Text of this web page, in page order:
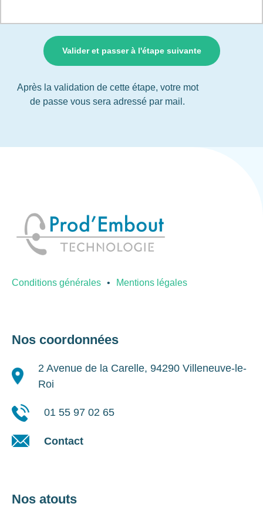
Après la validation de cette étape, votre mot
de passe vous sera adressé par mail.
Conditions générales Mentions légales
Nos coordonnées
2 Avenue de la Carelle, 94290 Villeneuve-le-
Roi
01 55 97 02 65
Contact
Nos atouts